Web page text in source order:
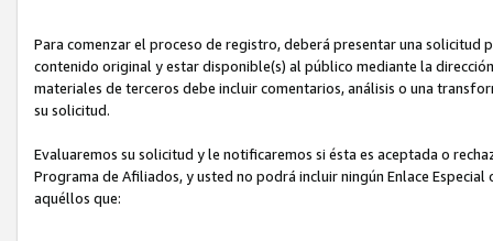
Para comenzar el proceso de registro, deberá presentar una solicitud
contenido original y estar disponible(s) al público mediante la
materiales de terceros debe incluir comentarios, análisis o una
su solicitud.
Evaluaremos su solicitud y le notificaremos si ésta es aceptada o
Programa de Afiliados, y usted no podrá incluir ningún Enlace
aquéllos que: